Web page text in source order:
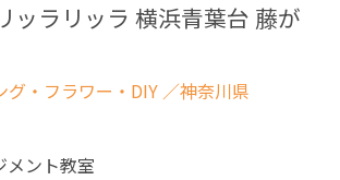
ッラリッラ 横浜青葉台 藤が
グ・フラワー・DIY ／神奈川県
メント教室